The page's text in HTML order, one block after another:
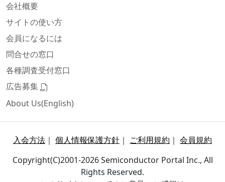
会社概要
サイトの使い方
会員になるには
問合せの窓口
各種調査受付窓口
広告募集
About Us(English)
入会方法 ｜ 個人情報保護方針 ｜ ご利用規約 ｜ 会員規約
Copyright(C)2001-2026 Semiconductor Portal Inc., All
Rights Reserved.